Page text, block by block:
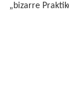
„bizarre